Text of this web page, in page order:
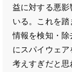
益に対する悪
いる。これを
情報を検知・
にスパイウェ
考えすぎだと